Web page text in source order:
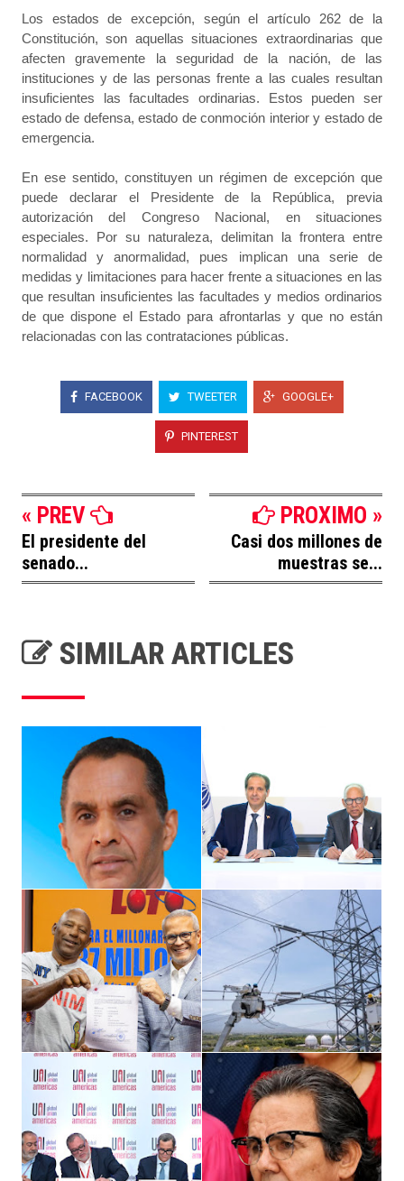
Los estados de excepción, según el artículo 262 de la
Constitución, son aquellas situaciones extraordinarias que
afecten gravemente la seguridad de la nación, de las
instituciones y de las personas frente a las cuales resultan
insuficientes las facultades ordinarias. Estos pueden ser
estado de defensa, estado de conmoción interior y estado de
emergencia.
En ese sentido, constituyen un régimen de excepción que
puede declarar el Presidente de la República, previa
autorización del Congreso Nacional, en situaciones
especiales. Por su naturaleza, delimitan la frontera entre
normalidad y anormalidad, pues implican una serie de
medidas y limitaciones para hacer frente a situaciones en las
que resultan insuficientes las facultades y medios ordinarios
de que dispone el Estado para afrontarlas y que no están
relacionadas con las contrataciones públicas.
FACEBOOK TWEETER GOOGLE+
PINTEREST
« PREV
El presidente del
senado...
PROXIMO »
Casi dos millones de
muestras se...
SIMILAR ARTICLES